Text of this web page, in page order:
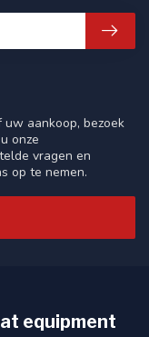
aankoop, bezoek
onze
vragen en
op te nemen.
equipment